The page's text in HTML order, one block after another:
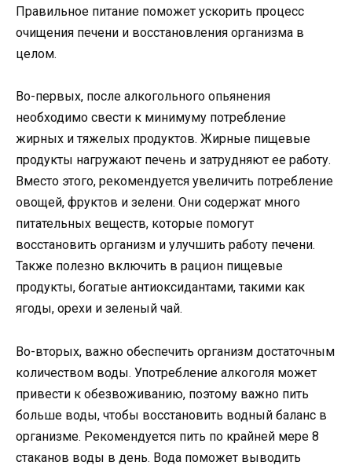
Правильное питание поможет ускорить процесс
очищения печени и восстановления организма в
целом.
Во-первых, после алкогольного опьянения
необходимо свести к минимуму потребление
жирных и тяжелых продуктов. Жирные пищевые
продукты нагружают печень и затрудняют ее работу.
Вместо этого, рекомендуется увеличить потребление
овощей, фруктов и зелени. Они содержат много
питательных веществ, которые помогут
восстановить организм и улучшить работу печени.
Также полезно включить в рацион пищевые
продукты, богатые антиоксидантами, такими как
ягоды, орехи и зеленый чай.
Во-вторых, важно обеспечить организм достаточным
количеством воды. Употребление алкоголя может
привести к обезвоживанию, поэтому важно пить
больше воды, чтобы восстановить водный баланс в
организме. Рекомендуется пить по крайней мере 8
стаканов воды в день. Вода поможет выводить